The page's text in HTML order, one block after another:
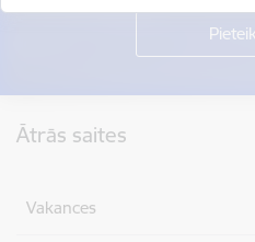
Ātrās saites
Vakances